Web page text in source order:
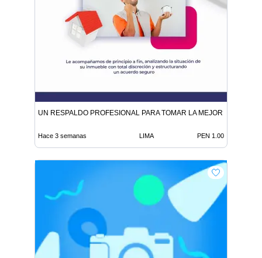
UN RESPALDO PROFESIONAL PARA TOMAR LA MEJOR DECISIÓN
Hace 3 semanas LIMA PEN 1.00